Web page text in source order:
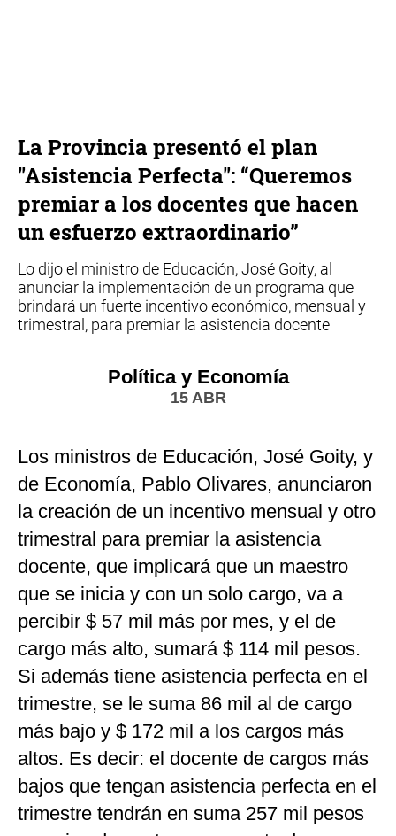
La Provincia presentó el plan
"Asistencia Perfecta": “Queremos
premiar a los docentes que hacen
un esfuerzo extraordinario”
Lo dijo el ministro de Educación, José Goity, al
anunciar la implementación de un programa que
brindará un fuerte incentivo económico, mensual y
trimestral, para premiar la asistencia docente
Política y Economía
15 ABR
Los ministros de Educación, José Goity, y
de Economía, Pablo Olivares, anunciaron
la creación de un incentivo mensual y otro
trimestral para premiar la asistencia
docente, que implicará que un maestro
que se inicia y con un solo cargo, va a
percibir $ 57 mil más por mes, y el de
cargo más alto, sumará $ 114 mil pesos.
Si además tiene asistencia perfecta en el
trimestre, se le suma 86 mil al de cargo
más bajo y $ 172 mil a los cargos más
altos. Es decir: el docente de cargos más
bajos que tengan asistencia perfecta en el
trimestre tendrán en suma 257 mil pesos